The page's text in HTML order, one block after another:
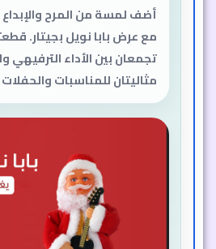
أضف لمسة من المرح والإبداع
مع عرض بابا نويل بجيتار.
تجمعان بين الأداء
مثاليتان للمناسبات والحفلات